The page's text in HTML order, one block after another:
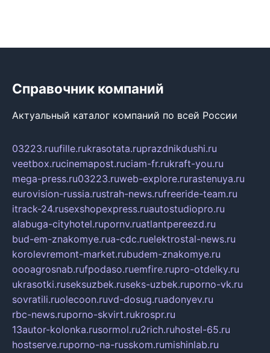
Справочник компаний
Актуальный каталог компаний по всей России
03223.ruufille.rukrasotata.ruprazdnikdushi.ru
veetbox.rucinemapost.ruciam-fr.rukraft-you.ru
mega-press.ru03223.ruweb-explore.rurastenuya.ru
eurovision-russia.rustrah-news.rufreeride-team.ru
itrack-24.rusexshopexpress.ruautostudiopro.ru
alabuga-cityhotel.rupornv.ruatlantpereezd.ru
bud-em-znakomye.rua-cdc.ruelektrostal-news.ru
korolevremont-market.rubudem-znakomye.ru
oooagrosnab.rufpodaso.ruemfire.rupro-otdelky.ru
ukrasotki.ruseksuzbek.ruseks-uzbek.ruporno-vk.ru
sovratili.ruolecoon.ruvd-dosug.ruadonyev.ru
rbc-news.ruporno-skvirt.rukrospr.ru
13autor-kolonka.rusormol.ru2rich.ruhostel-65.ru
hostserve.ruporno-na-russkom.rumishinlab.ru